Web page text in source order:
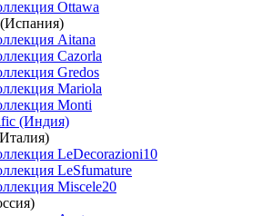
Ottawa
Aitana
Cazorla
Gredos
Mariola
Monti
(Индия)
LeDecorazioni10
LeSfumature
Miscele20